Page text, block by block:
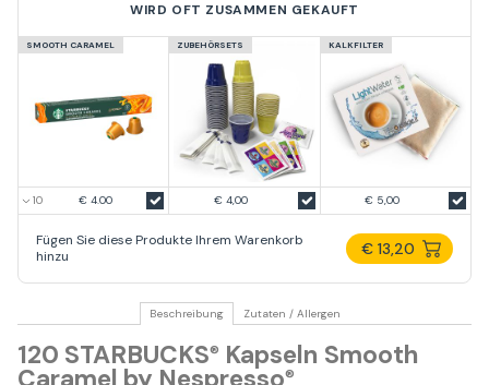
WIRD OFT ZUSAMMEN GEKAUFT
SMOOTH CARAMEL
€ 4.00
ZUBEHÖRSETS
€ 4,00
KALKFILTER
€ 5,00
Fügen Sie diese Produkte Ihrem Warenkorb
hinzu
€ 13,20
Beschreibung Zutaten / Allergen
120 STARBUCKS® Kapseln Smooth
®